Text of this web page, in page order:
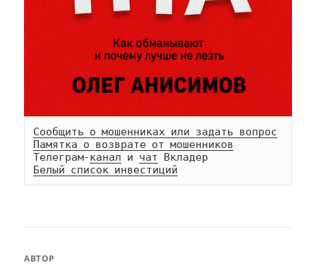
Сообщить о мошенниках или задать вопрос
Памятка о возврате от мошенников
Телеграм-канал и чат
Белый список инвестиций
АВТОР